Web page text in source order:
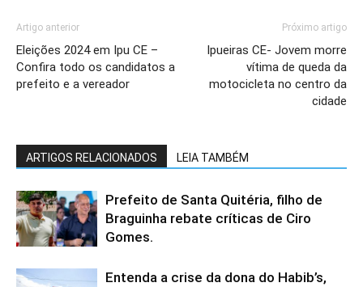
Artigo anterior
Eleições 2024 em Ipu CE –
Confira todo os candidatos a
prefeito e a vereador
Próximo artigo
Ipueiras CE- Jovem morre
vítima de queda da
motocicleta no centro da
cidade
ARTIGOS RELACIONADOS LEIA TAMBÉM
Prefeito de Santa Quitéria, filho de
Braguinha rebate críticas de Ciro
Gomes.
Entenda a crise da dona do Habib’s,